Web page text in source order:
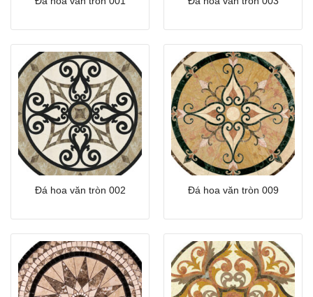
Đá hoa văn tròn 002 Đá hoa văn tròn 009